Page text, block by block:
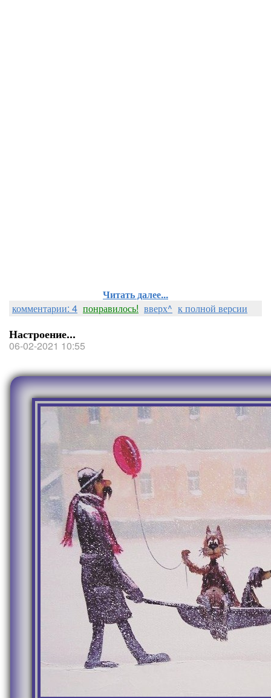
Читать далее...
комментарии: 4 понравилось! вверх^ к полной версии
Настроение...
06-02-2021 10:55